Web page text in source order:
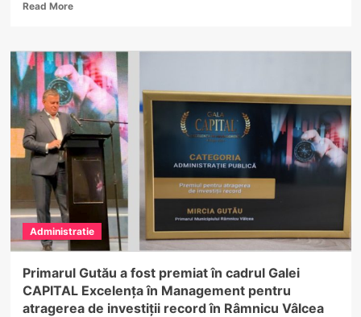
Read MoreRead
Primăria
Cernișoara,
eforturi
susținute
pentru
realizarea
proiectului
privind
extinderea
sistemului
de
canalizare
Administratie
Primarul Gutău a fost premiat în cadrul Galei
CAPITAL Excelența în Management pentru
atragerea de investiții record în Râmnicu Vâlcea